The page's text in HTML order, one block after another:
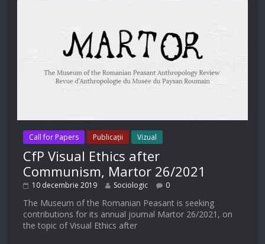
Call for Papers Publicații Vizual
CfP Visual Ethics after
Communism, Martor 26/2021
10 decembrie 2019 Sociologic 0
The Museum of the Romanian Peasant is seeking
contributions for its annual journal Martor 26/2021, on
the topic of Visual Ethics after